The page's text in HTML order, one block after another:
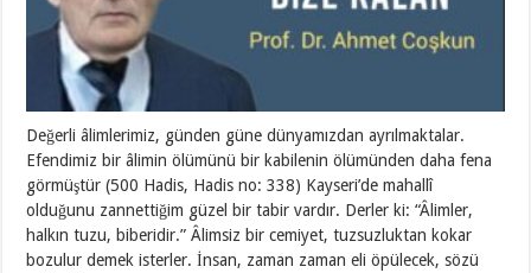
Değerli âlimlerimiz, günden güne dünyamızdan ayrılmaktalar.
Efendimiz bir âlimin ölümünü bir kabilenin ölümünden daha fena
görmüştür (500 Hadis, Hadis no: 338) Kayseri’de mahallî
olduğunu zannettiğim güzel bir tabir vardır. Derler ki: “Âlimler,
halkın tuzu, biberidir.” Âlimsiz bir cemiyet, tuzsuzluktan kokar
bozulur demek isterler. İnsan, zaman zaman eli öpülecek, sözü